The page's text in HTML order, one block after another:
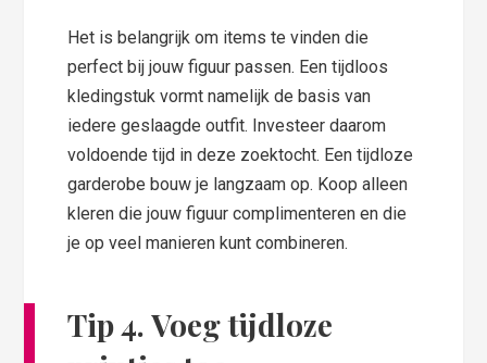
Het is belangrijk om items te vinden die
perfect bij jouw figuur passen. Een tijdloos
kledingstuk vormt namelijk de basis van
iedere geslaagde outfit. Investeer daarom
voldoende tijd in deze zoektocht. Een tijdloze
garderobe bouw je langzaam op. Koop alleen
kleren die jouw figuur complimenteren en die
je op veel manieren kunt combineren.
Tip 4. Voeg tijdloze